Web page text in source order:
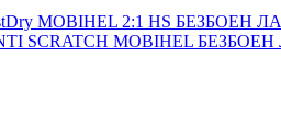
MOBIHEL 2:1 HS БЕЗБОЕН
SCRATCH MOBIHEL